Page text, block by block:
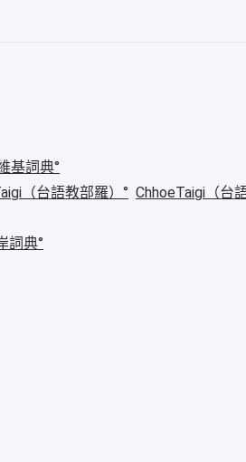
基詞典
（台語教部羅） ChhoeTaigi（台
詞典